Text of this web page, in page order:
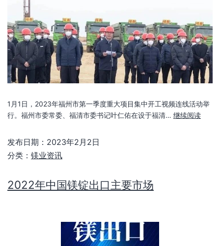
1月1日，2023年福州市第一季度重大项目集中开工视频连线活动举
行。福州市委常委、福清市委书记叶仁佑在设于福清… 继续阅读
发布日期： 2023年2月2日
分类： 镁业资讯
2022年中国镁锭出口主要市场